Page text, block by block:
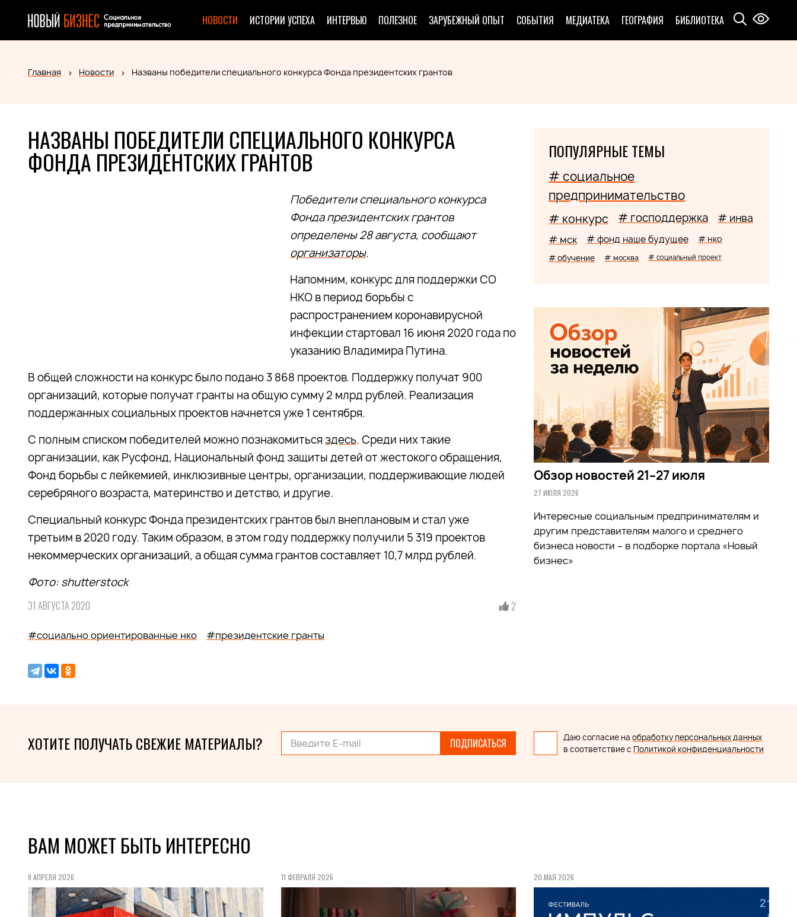
НОВОСТИ ИСТОРИИ УСПЕХА ИНТЕРВЬЮ ПОЛЕЗНОЕ ЗАРУБЕЖНЫЙ ОПЫТ СОБЫТИЯ МЕДИАТЕКА ГЕОГРАФИЯ БИБЛИОТЕКА
Главная Новости Названы победители специального конкурса Фонда президентских грантов
НАЗВАНЫ ПОБЕДИТЕЛИ СПЕЦИАЛЬНОГО КОНКУРСА
ФОНДА ПРЕЗИДЕНТСКИХ ГРАНТОВ
Победители специального конкурса
Фонда президентских грантов
определены 28 августа, сообщают
организаторы.
Напомним, конкурс для поддержки СО
НКО в период борьбы с
распространением коронавирусной
инфекции стартовал 16 июня 2020 года по
указанию Владимира Путина.
В общей сложности на конкурс было подано 3 868 проектов. Поддержку получат 900
организаций, которые получат гранты на общую сумму 2 млрд рублей. Реализация
поддержанных социальных проектов начнется уже 1 сентября.
С полным списком победителей можно познакомиться здесь. Среди них такие
организации, как Русфонд, Национальный фонд защиты детей от жестокого обращения,
Фонд борьбы с лейкемией, инклюзивные центры, организации, поддерживающие людей
серебряного возраста, материнство и детство, и другие.
Специальный конкурс Фонда президентских грантов был внеплановым и стал уже
третьим в 2020 году. Таким образом, в этом году поддержку получили 5 319 проектов
некоммерческих организаций, а общая сумма грантов составляет 10,7 млрд рублей.
Фото: shutterstock
31 АВГУСТА 2020 2
#социально ориентированные нко #президентские гранты
ПОПУЛЯРНЫЕ ТЕМЫ
# социальное
предпринимательство
# конкурс # господдержка # инва
# мск # фонд наше будущее # нко
# обучение # москва # социальный проект
Обзор новостей 21–27 июля
27 ИЮЛЯ 2026
Интересные социальным предпринимателям и
другим представителям малого и среднего
бизнеса новости – в подборке портала «Новый
бизнес»
ХОТИТЕ ПОЛУЧАТЬ СВЕЖИЕ МАТЕРИАЛЫ? ПОДПИСАТЬСЯ Даю согласие наобработку персональных данных
в соответствие с Политикой конфиденциальности
ВАМ МОЖЕТ БЫТЬ ИНТЕРЕСНО
9 АПРЕЛЯ 2026 11 ФЕВРАЛЯ 2026 20 МАЯ 2026